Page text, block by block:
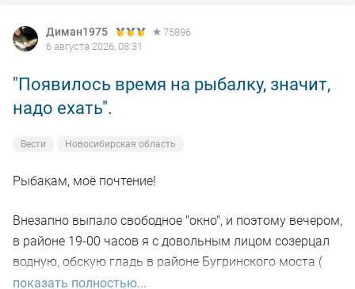
Диман1975
75896
6 августа 2026, 08:31
"Появилось время на рыбалку, значит,
надо ехать".
Вести Новосибирская область
Рыбакам, моё почтение!
Внезапно выпало свободное "окно", и поэтому вечером,
в районе 19-00 часов я с довольным лицом созерцал
водную, обскую гладь в районе Бугринского моста (
правый берег).
показать полностью...